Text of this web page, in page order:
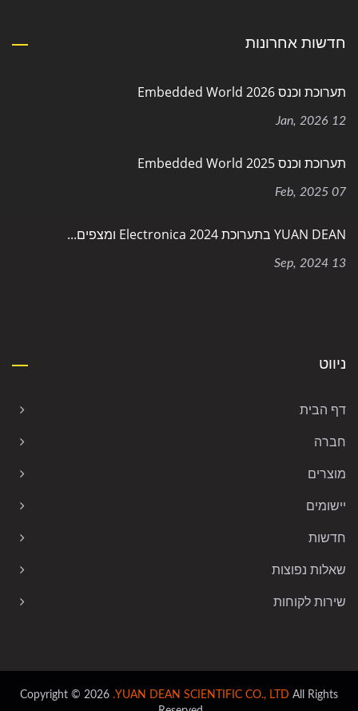
חדשות אחרונות
תערוכת וכנס Embedded World 2026
12 Jan, 2026
תערוכת וכנס Embedded World 2025
07 Feb, 2025
YUAN DEAN בתערוכת Electronica 2024 ומצפים...
13 Sep, 2024
ניווט
דף הבית
חברה
מוצרים
יישומים
חדשות
שאלות נפוצות
שירות לקוחות
Copyright © 2026 YUAN DEAN SCIENTIFIC CO., LTD. All Rights